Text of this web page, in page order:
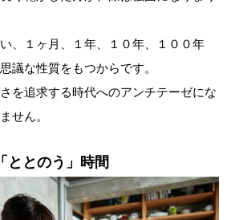
、１ヶ月、１年、１０年、１００年
議な性質をもつからです。
を追求する時代へのアンチテーゼにな
せん。
ととのう」時間